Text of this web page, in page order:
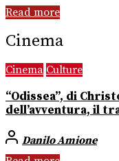
Read more
Cinema
Cinema Culture
“Odissea”, di
dell’avventura, il
Danilo Amione